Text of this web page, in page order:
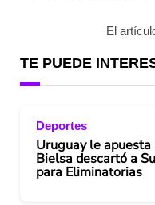
El
TE PUEDE
Deportes
Uruguay le
Bielsa descartó a
para Eliminatorias